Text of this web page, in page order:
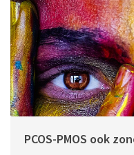
PCOS-PMOS ook